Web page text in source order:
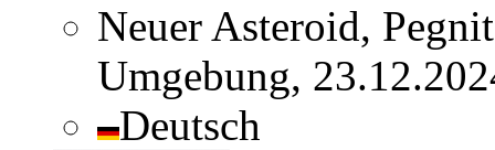
Neuer Asteroid,
Umgebung,
Deutsch